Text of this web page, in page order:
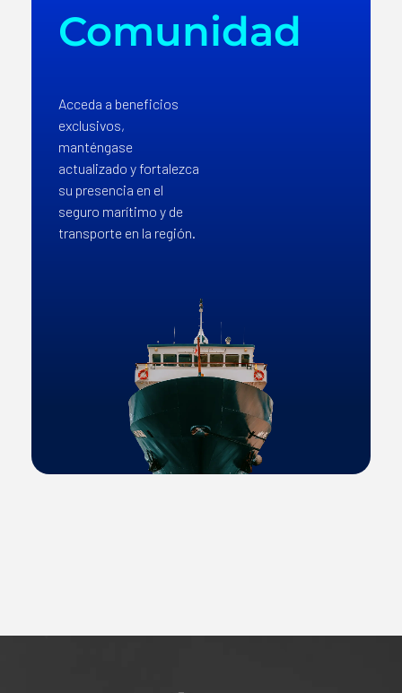
Comunidad
Acceda a beneficios
exclusivos,
manténgase
actualizado y fortalezca
su presencia en el
seguro marítimo y de
transporte en la región.